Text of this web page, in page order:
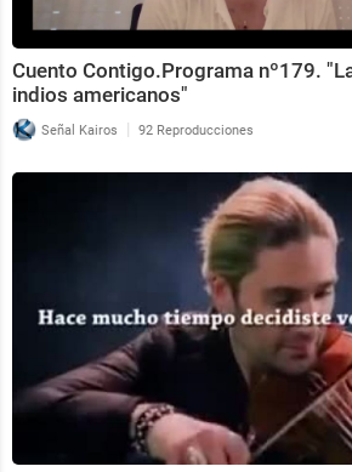
Cuento Contigo.Programa nº179.
indios americanos"
Señal Kairos | 92 Reproducciones